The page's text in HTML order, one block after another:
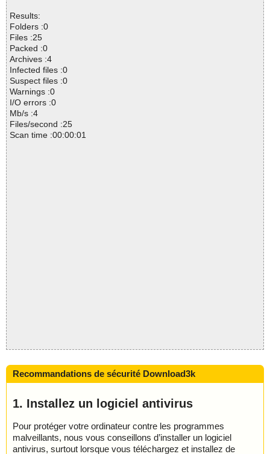
Results:
Folders :0
Files :25
Packed :0
Archives :4
Infected files :0
Suspect files :0
Warnings :0
I/O errors :0
Mb/s :4
Files/second :25
Scan time :00:00:01
Recommandations de sécurité Download3k
1. Installez un logiciel antivirus
Pour protéger votre ordinateur contre les programmes
malveillants, nous vous conseillons d’installer un logiciel
antivirus, surtout lorsque vous téléchargez et installez de